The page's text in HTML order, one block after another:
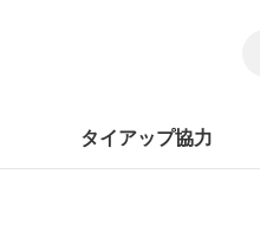
タイアップ協力